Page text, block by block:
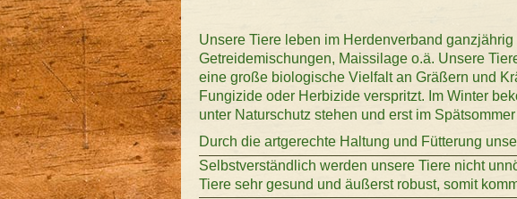
Unsere Tiere leben im Herdenverband
Getreidemischungen, Maissilage o.ä. Unsere
eine große biologische Vielfalt an Gräßern und
Fungizide oder Herbizide verspritzt. Im Winter
unter Naturschutz stehen und erst im
Durch die artgerechte Haltung und Fütterung
Selbstverständlich werden unsere Tiere nicht
Tiere sehr gesund und äußerst robust, somit